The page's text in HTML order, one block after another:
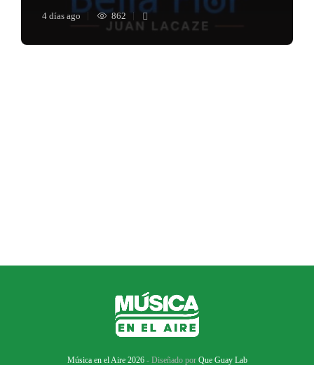
4 días ago 862
Música en el Aire 2026- Diseñado por Que Guay Lab